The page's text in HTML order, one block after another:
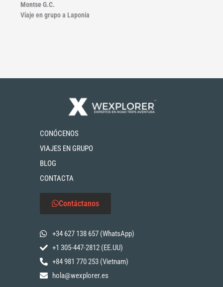
Montse G.C.
Viaje en grupo a Laponia
CONÓCENOS
VIAJES EN GRUPO
BLOG
CONTACTA
Contáctanos
+34 627 138 657 (WhatsApp)
+1 305-447-2812 (EE.UU)
+84 981 770 253 (Vietnam)
hola@wexplorer.es